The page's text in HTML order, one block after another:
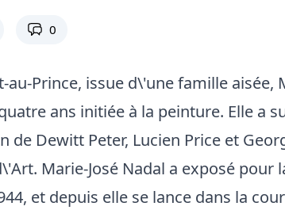
0
au-Prince, issue d\'une famille aisée,
ans initiée à la peinture. Elle a
de Dewitt Peter, Lucien Price et
Marie-José Nadal a exposé pour
et depuis elle se lance dans la